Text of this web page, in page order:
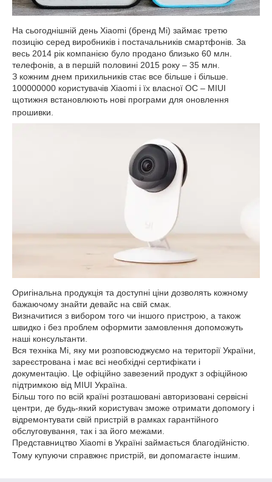
На сьогоднішній день Xiaomi (бренд Mi) займає третю
позицію серед виробників і постачальників смартфонів. За
весь 2014 рік компанією було продано близько 60 млн.
телефонів, а в першій половині 2015 року – 35 млн.
З кожним днем прихильників стає все більше і більше.
100000000 користувачів Xiaomi і їх власної ОС – MIUI
щотижня встановлюють нові програми для оновлення
прошивки.
Оригінальна продукція та доступні ціни дозволять кожному
бажаючому знайти девайс на свій смак.
Визначитися з вибором того чи іншого пристрою, а також
швидко і без проблем оформити замовлення допоможуть
наші консультанти.
Вся техніка Mi, яку ми розповсюджуємо на території України,
зареєстрована і має всі необхідні сертифікати і
документацію. Це офіційно завезений продукт з офіційною
підтримкою від MIUI Україна.
Більш того по всій країні розташовані авторизовані сервісні
центри, де будь-який користувач зможе отримати допомогу і
відремонтувати свій пристрій в рамках гарантійного
обслуговування, так і за його межами.
Представництво Xiaomi в Україні займається благодійністю.
Тому купуючи справжнє пристрій, ви допомагаєте іншим.